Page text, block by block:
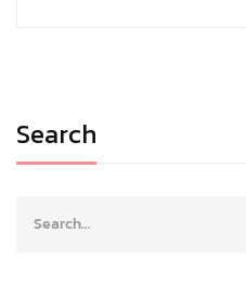
Search